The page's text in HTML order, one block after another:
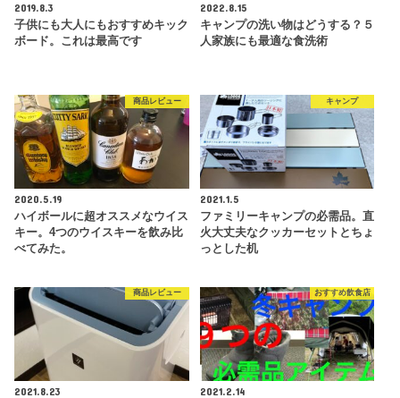
2019.8.3
子供にも大人にもおすすめキック
ボード。これは最高です
2022.8.15
キャンプの洗い物はどうする？５
人家族にも最適な食洗術
商品レビュー
2020.5.19
ハイボールに超オススメなウイス
キー。4つのウイスキーを飲み比
べてみた。
キャンプ
2021.1.5
ファミリーキャンプの必需品。直
火大丈夫なクッカーセットとちょ
っとした机
商品レビュー
2021.8.23
おすすめ飲食店
2021.2.14